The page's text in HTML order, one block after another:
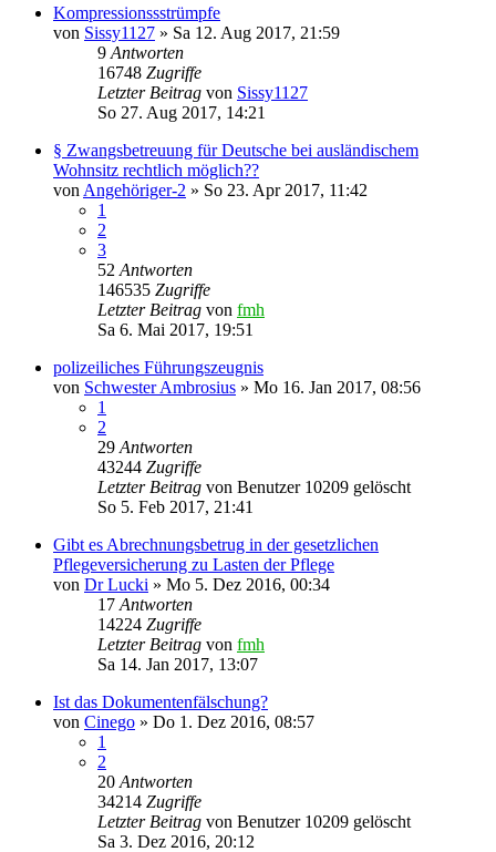
Kompressionssstrümpfe
von Sissy1127 » Sa 12. Aug 2017, 21:59
9 Antworten
16748 Zugriffe
Letzter Beitrag von Sissy1127
So 27. Aug 2017, 14:21
§ Zwangsbetreuung für Deutsche bei ausländischem
Wohnsitz rechtlich möglich??
von Angehöriger-2 » So 23. Apr 2017, 11:42
1
2
3
52 Antworten
146535 Zugriffe
Letzter Beitrag von fmh
Sa 6. Mai 2017, 19:51
polizeiliches Führungszeugnis
von Schwester Ambrosius » Mo 16. Jan 2017, 08:56
1
2
29 Antworten
43244 Zugriffe
Letzter Beitrag von Benutzer 10209 gelöscht
So 5. Feb 2017, 21:41
Gibt es Abrechnungsbetrug in der gesetzlichen
Pflegeversicherung zu Lasten der Pflege
von Dr Lucki » Mo 5. Dez 2016, 00:34
17 Antworten
14224 Zugriffe
Letzter Beitrag von fmh
Sa 14. Jan 2017, 13:07
Ist das Dokumentenfälschung?
von Cinego » Do 1. Dez 2016, 08:57
1
2
20 Antworten
34214 Zugriffe
Letzter Beitrag von Benutzer 10209 gelöscht
Sa 3. Dez 2016, 20:12